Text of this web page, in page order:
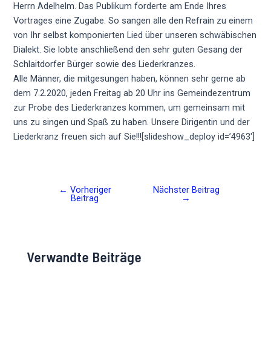
Herrn Adelhelm. Das Publikum forderte am Ende Ihres
Vortrages eine Zugabe. So sangen alle den Refrain zu einem
von Ihr selbst komponierten Lied über unseren schwäbischen
Dialekt. Sie lobte anschließend den sehr guten Gesang der
Schlaitdorfer Bürger sowie des Liederkranzes.
Alle Männer, die mitgesungen haben, können sehr gerne ab
dem 7.2.2020, jeden Freitag ab 20 Uhr ins Gemeindezentrum
zur Probe des Liederkranzes kommen, um gemeinsam mit
uns zu singen und Spaß zu haben. Unsere Dirigentin und der
Liederkranz freuen sich auf Sie!!![slideshow_deploy id=’4963′]
← Vorheriger
Beitrag
Nächster Beitrag
→
Verwandte Beiträge